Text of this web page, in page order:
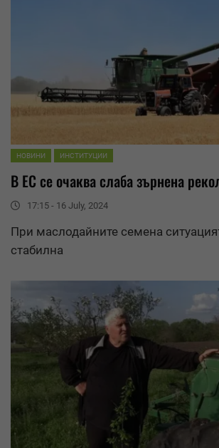
НОВИНИ ИНСТИТУЦИИ
В ЕС се очаква слаба зърнена
17:15 - 16 July, 2024
При маслодайните семена
стабилна